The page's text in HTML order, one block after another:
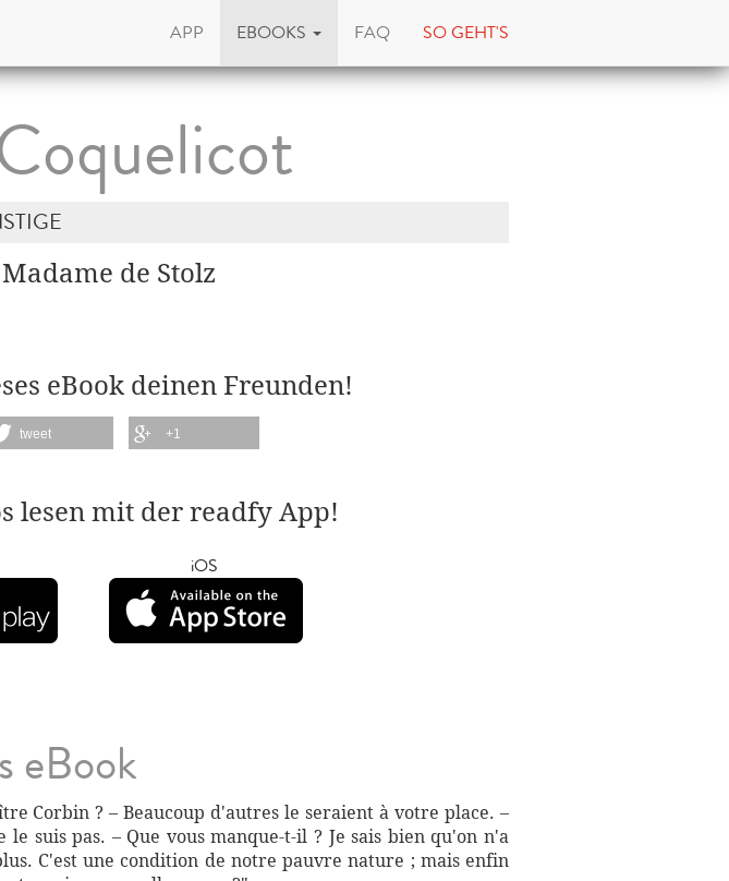
APP EBOOKS FAQ SO GEHT'S
de Stolz
eBook deinen Freunden!
tweet +1
lesen mit der readfy App!
iOS
eBook
Corbin ? – Beaucoup d'autres le seraient à votre place. –
suis pas. – Que vous manque-t-il ? Je sais bien qu'on n'a
C'est une condition de notre pauvre nature ; mais enfin